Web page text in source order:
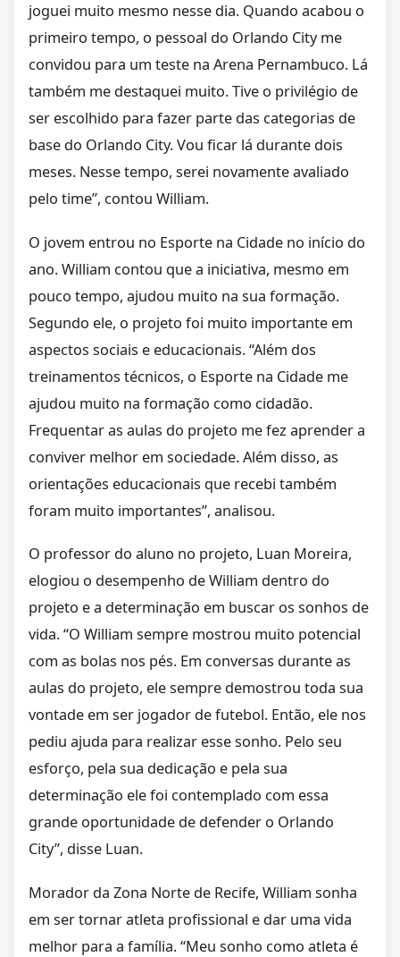
joguei muito mesmo nesse dia. Quando acabou o
primeiro tempo, o pessoal do Orlando City me
convidou para um teste na Arena Pernambuco. Lá
também me destaquei muito. Tive o privilégio de
ser escolhido para fazer parte das categorias de
base do Orlando City. Vou ficar lá durante dois
meses. Nesse tempo, serei novamente avaliado
pelo time”, contou William.
O jovem entrou no Esporte na Cidade no início do
ano. William contou que a iniciativa, mesmo em
pouco tempo, ajudou muito na sua formação.
Segundo ele, o projeto foi muito importante em
aspectos sociais e educacionais. “Além dos
treinamentos técnicos, o Esporte na Cidade me
ajudou muito na formação como cidadão.
Frequentar as aulas do projeto me fez aprender a
conviver melhor em sociedade. Além disso, as
orientações educacionais que recebi também
foram muito importantes”, analisou.
O professor do aluno no projeto, Luan Moreira,
elogiou o desempenho de William dentro do
projeto e a determinação em buscar os sonhos de
vida. “O William sempre mostrou muito potencial
com as bolas nos pés. Em conversas durante as
aulas do projeto, ele sempre demostrou toda sua
vontade em ser jogador de futebol. Então, ele nos
pediu ajuda para realizar esse sonho. Pelo seu
esforço, pela sua dedicação e pela sua
determinação ele foi contemplado com essa
grande oportunidade de defender o Orlando
City”, disse Luan.
Morador da Zona Norte de Recife, William sonha
em ser tornar atleta profissional e dar uma vida
melhor para a família. “Meu sonho como atleta é